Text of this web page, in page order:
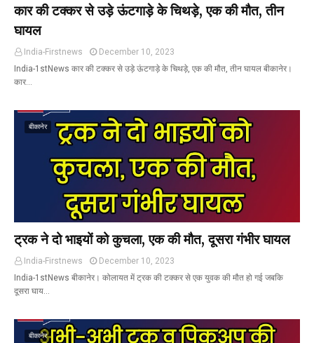
कार की टक्कर से उड़े ऊंटगाड़े के चिथड़े, एक की मौत, तीन
घायल
India-Firstnews
December 10, 2023
India-1stNews कार की टक्कर से उड़े ऊंटगाड़े के चिथड़े, एक की मौत, तीन घायल बीकानेर।
कार…
बीकानेर
ट्रक ने दो भाइयों को कुचला, एक की मौत, दूसरा गंभीर घायल
India-Firstnews
December 10, 2023
India-1stNews बीकानेर। कोलायत में ट्रक की टक्कर से एक युवक की मौत हो गई जबकि
दूसरा घाय…
बीकानेर